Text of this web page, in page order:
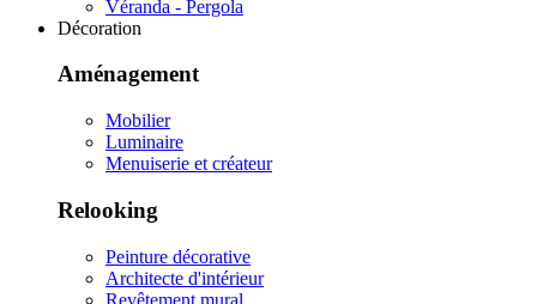
Véranda - Pergola
Décoration
Aménagement
Mobilier
Luminaire
Menuiserie et créateur
Relooking
Peinture décorative
Architecte d'intérieur
Revêtement mural